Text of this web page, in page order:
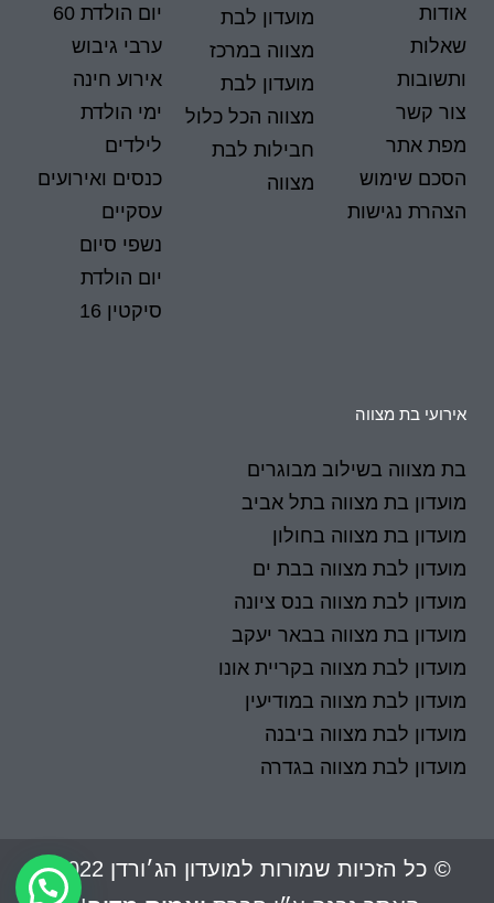
אודות
שאלות
ותשובות
צור קשר
מפת אתר
הסכם שימוש
הצהרת נגישות
מועדון לבת
מצווה במרכז
מועדון לבת
מצווה הכל כלול
חבילות לבת
מצווה
יום הולדת 60
ערבי גיבוש
אירוע חינה
ימי הולדת
לילדים
כנסים ואירועים
עסקיים
נשפי סיום
יום הולדת
סיקטין 16
אירועי בת מצווה
בת מצווה בשילוב מבוגרים
מועדון בת מצווה בתל אביב
מועדון בת מצווה בחולון
מועדון לבת מצווה בבת ים
מועדון לבת מצווה בנס ציונה
מועדון בת מצווה בבאר יעקב
מועדון לבת מצווה בקריית אונו
מועדון לבת מצווה במודיעין
מועדון לבת מצווה ביבנה
מועדון לבת מצווה בגדרה
© כל הזכיות שמורות למועדון הג׳ורדן 2022 |